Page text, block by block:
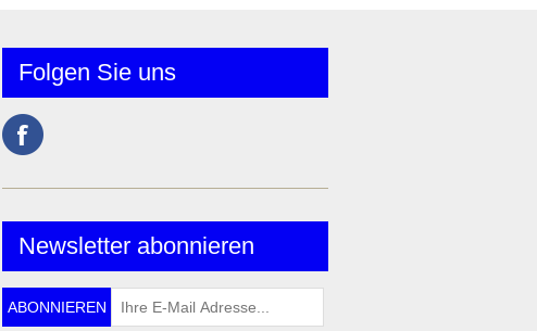
Folgen Sie uns
Newsletter abonnieren